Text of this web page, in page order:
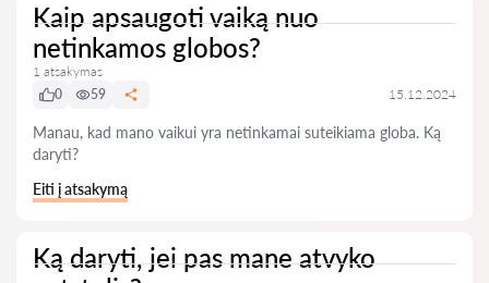
Kaip apsaugoti vaiką nuo
netinkamos globos?
1 atsakymas
0
59 15.12.2024
Manau, kad mano vaikui yra netinkamai suteikiama globa. Ką
daryti?
Eiti į atsakymą
Ką daryti, jei pas mane atvyko